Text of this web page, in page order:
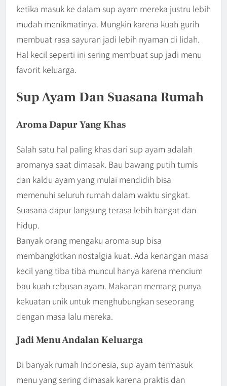
ketika masuk ke dalam sup ayam mereka justru lebih
mudah menikmatinya. Mungkin karena kuah gurih
membuat rasa sayuran jadi lebih nyaman di lidah.
Hal kecil seperti ini sering membuat sup jadi menu
favorit keluarga.
Sup Ayam Dan Suasana Rumah
Aroma Dapur Yang Khas
Salah satu hal paling khas dari sup ayam adalah
aromanya saat dimasak. Bau bawang putih tumis
dan kaldu ayam yang mulai mendidih bisa
memenuhi seluruh rumah dalam waktu singkat.
Suasana dapur langsung terasa lebih hangat dan
hidup.
Banyak orang mengaku aroma sup bisa
membangkitkan nostalgia kuat. Ada kenangan masa
kecil yang tiba tiba muncul hanya karena mencium
bau kuah rebusan ayam. Makanan memang punya
kekuatan unik untuk menghubungkan seseorang
dengan masa lalu mereka.
Jadi Menu Andalan Keluarga
Di banyak rumah Indonesia, sup ayam termasuk
menu yang sering dimasak karena praktis dan